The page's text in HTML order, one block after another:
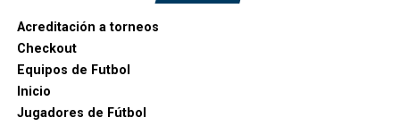
Acreditación a torneos
Checkout
Equipos de Futbol
Inicio
Jugadores de Fútbol